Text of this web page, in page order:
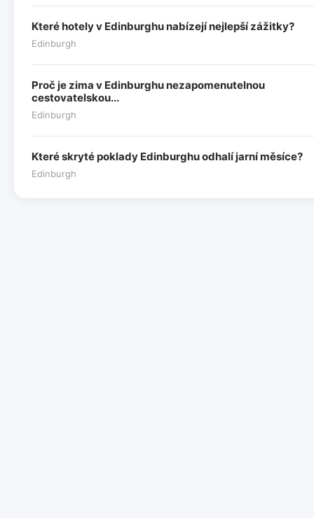
Které hotely v Edinburghu nabízejí nejlepší zážitky?
Edinburgh
Proč je zima v Edinburghu nezapomenutelnou
cestovatelskou...
Edinburgh
Které skryté poklady Edinburghu odhalí jarní měsíce?
Edinburgh